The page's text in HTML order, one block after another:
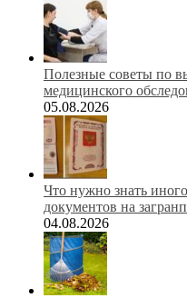
Полезные советы по
медицинского
05.08.2026
Что нужно знать
документов на
04.08.2026